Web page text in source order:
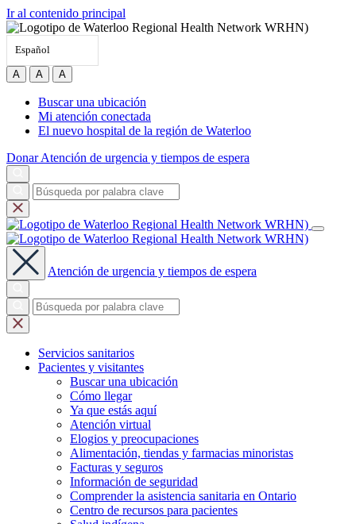
Ir al contenido principal
Español
A A A
Buscar una ubicación
Mi atención conectada
El nuevo hospital de la región de Waterloo
Donar Atención de urgencia y tiempos de espera
Atención de urgencia y tiempos de espera
Servicios sanitarios
Pacientes y visitantes
Buscar una ubicación
Cómo llegar
Ya que estás aquí
Atención virtual
Elogios y preocupaciones
Alimentación, tiendas y farmacias minoristas
Facturas y seguros
Información de seguridad
Comprender la asistencia sanitaria en Ontario
Centro de recursos para pacientes